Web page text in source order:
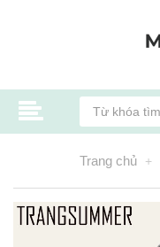
Trang chủ